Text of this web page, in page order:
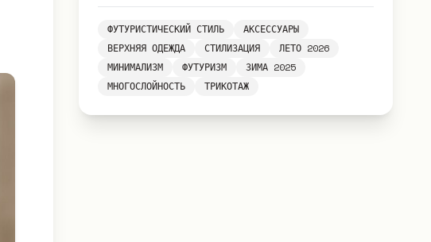
ФУТУРИСТИЧЕСКИЙ СТИЛЬ
АКСЕССУАРЫ
ВЕРХНЯЯ ОДЕЖДА
СТИЛИЗАЦИЯ
ЛЕТО 2026
МИНИМАЛИЗМ
ФУТУРИЗМ
ЗИМА 2025
МНОГОСЛОЙНОСТЬ
ТРИКОТАЖ